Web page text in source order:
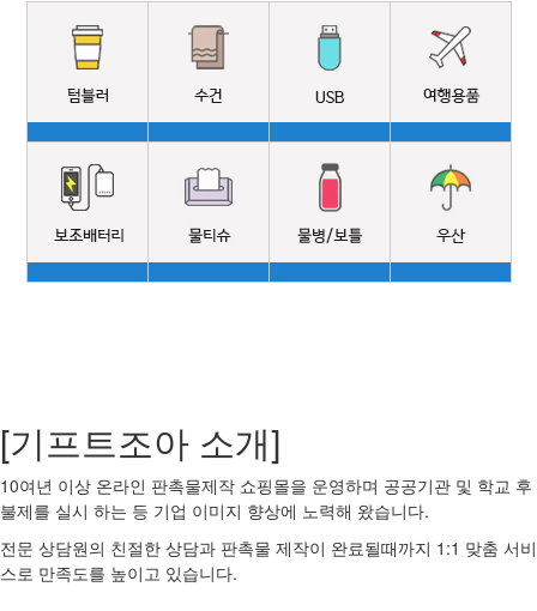
[기프트조아 소개]
10여년 이상 온라인 판촉물제작 쇼핑몰을 운영하며 공공기관 및 학교 후
불제를 실시 하는 등 기업 이미지 향상에 노력해 왔습니다.
전문 상담원의 친절한 상담과 판촉물 제작이 완료될때까지 1:1 맞춤 서비
스로 만족도를 높이고 있습니다.